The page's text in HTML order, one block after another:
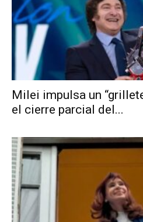
Milei impulsa un
el cierre parcial del...